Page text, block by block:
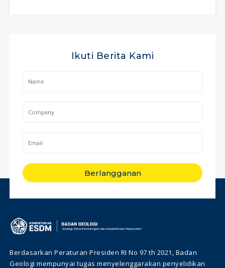
Ikuti Berita Kami
Berlangganan
Berdasarkan Peraturan Presiden RI No 97 th 2021, Badan
Geologi mempunyai tugas menyelenggarakan penyelidikan